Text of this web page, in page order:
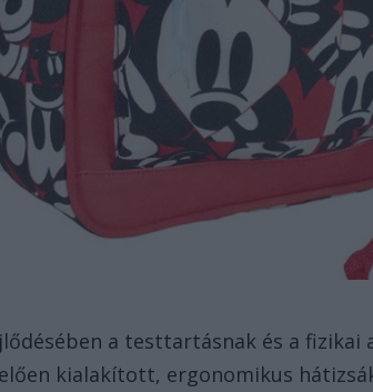
a testtartásnak és a fizikai
kialakított, ergonomikus